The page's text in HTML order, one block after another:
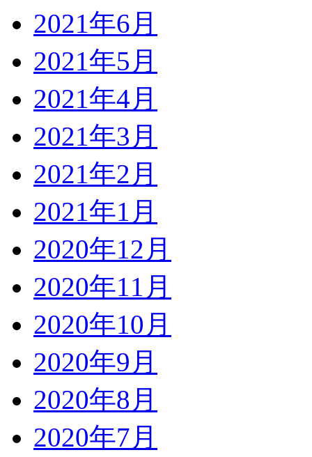
2021年6月
2021年5月
2021年4月
2021年3月
2021年2月
2021年1月
2020年12月
2020年11月
2020年10月
2020年9月
2020年8月
2020年7月